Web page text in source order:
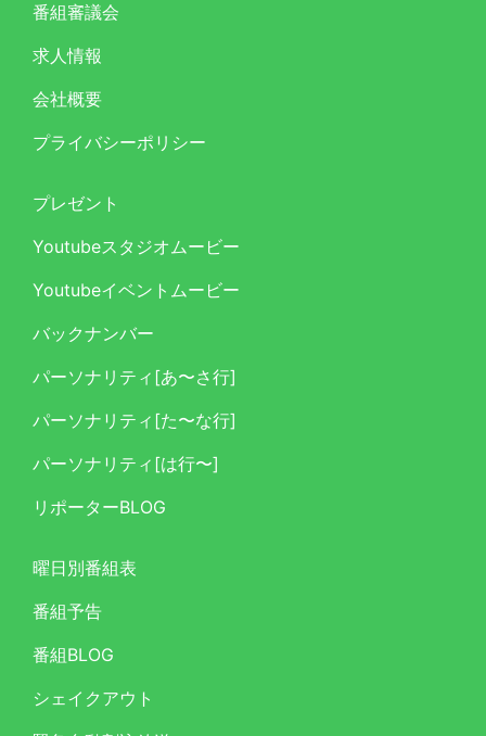
番組審議会
求人情報
会社概要
プライバシーポリシー
プレゼント
Youtubeスタジオムービー
Youtubeイベントムービー
バックナンバー
パーソナリティ[あ〜さ行]
パーソナリティ[た〜な行]
パーソナリティ[は行〜]
リポーターBLOG
曜日別番組表
番組予告
番組BLOG
シェイクアウト